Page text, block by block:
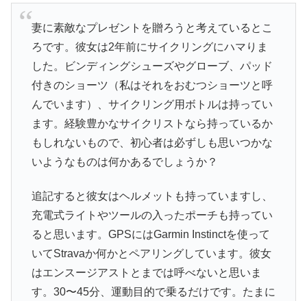
妻に素敵なプレゼントを贈ろうと考えているとこ
ろです。彼女は2年前にサイクリングにハマりま
した。ビンディングシューズやグローブ、パッド
付きのショーツ（私はそれをおむつショーツと呼
んでいます）、サイクリング用ボトルは持ってい
ます。経験豊かなサイクリストなら持っているか
もしれないもので、初心者は必ずしも思いつかな
いようなものは何かあるでしょうか？
追記すると彼女はヘルメットも持っていますし、
充電式ライトやツールの入ったポーチも持ってい
ると思います。GPSにはGarmin Instinctを使って
いてStravaか何かとペアリングしています。彼女
はエンスージアストとまでは呼べないと思いま
す。30〜45分、運動目的で乗るだけです。たまに